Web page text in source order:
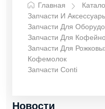
Главная
Запчасти И
Запчасти Для
Запчасти Для
Запчасти Для
Кофемолок
Запчасти Conti
Новости